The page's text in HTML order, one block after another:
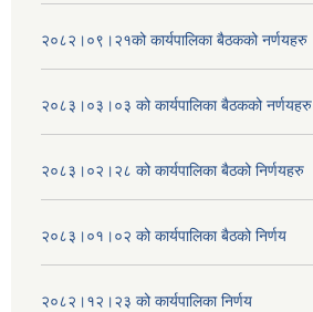
२०८२।०९।२१को कार्यपालिका बैठकको नर्णयहरु
२०८३।०३।०३ को कार्यपालिका बैठकको नर्णयहरु
२०८३।०२।२८ को कार्यपालिका बैठको निर्णयहरु
२०८३।०१।०२ को कार्यपालिका बैठको निर्णय
२०८२।१२।२३ को कार्यपालिका निर्णय